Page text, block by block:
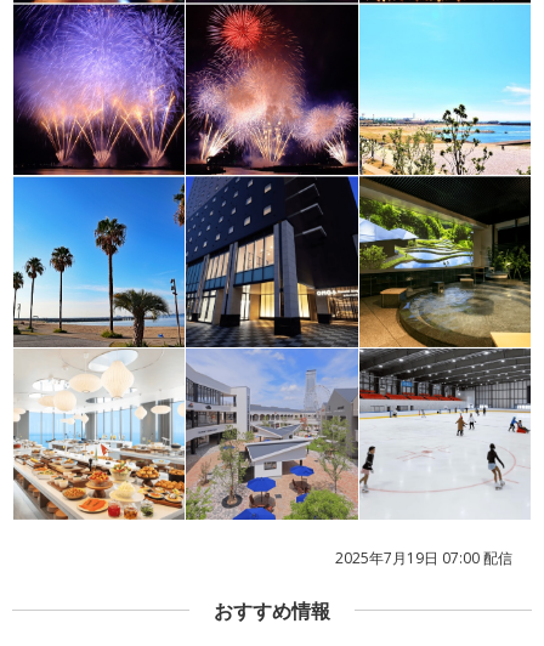
2025年7月19日 07:00 配信
おすすめ情報